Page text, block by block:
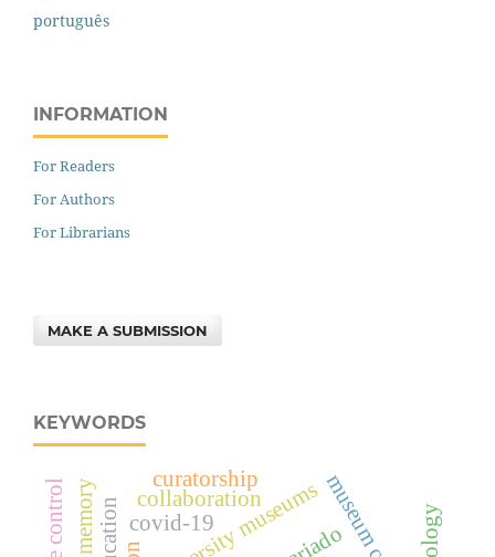
português
INFORMATION
For Readers
For Authors
For Librarians
MAKE A SUBMISSION
KEYWORDS
university museums
covid-19
collaboration
curatorship